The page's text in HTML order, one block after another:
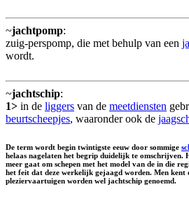
~jachtpomp:
zuig-perspomp, die met behulp van een
wordt.
~jachtschip:
1> in de liggers van de meetdiensten
beurtscheepjes, waaronder ook de
De term wordt begin twintigste eeuw door sommige
helaas nagelaten het begrip duidelijk te omschrijven.
meer gaat om schepen met het model van de in die
het feit dat deze werkelijk gejaagd worden. Men kent
pleziervaartuigen worden wel jachtschip genoemd.